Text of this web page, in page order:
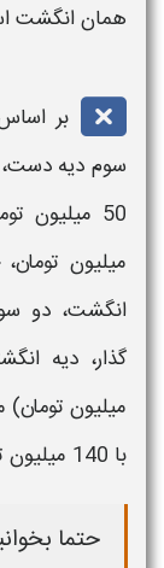
همان انگشت
بر
سوم دیه دست
میلیون
انگشت، دو
گذار، دیه
میلیون
با 140 میلیون تومان خواهد بود.
حتما